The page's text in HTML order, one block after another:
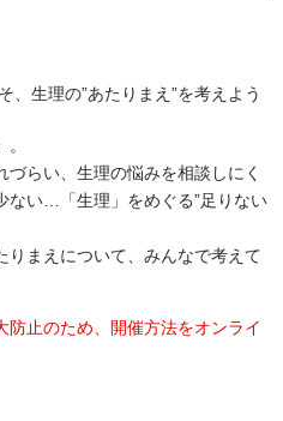
生理の”あたりまえ”を考えよう
らい、生理の悩みを相談しにく
ない…「生理」をめぐる”足りない
りまえについて、みんなで考えて
止のため、開催方法をオンライ